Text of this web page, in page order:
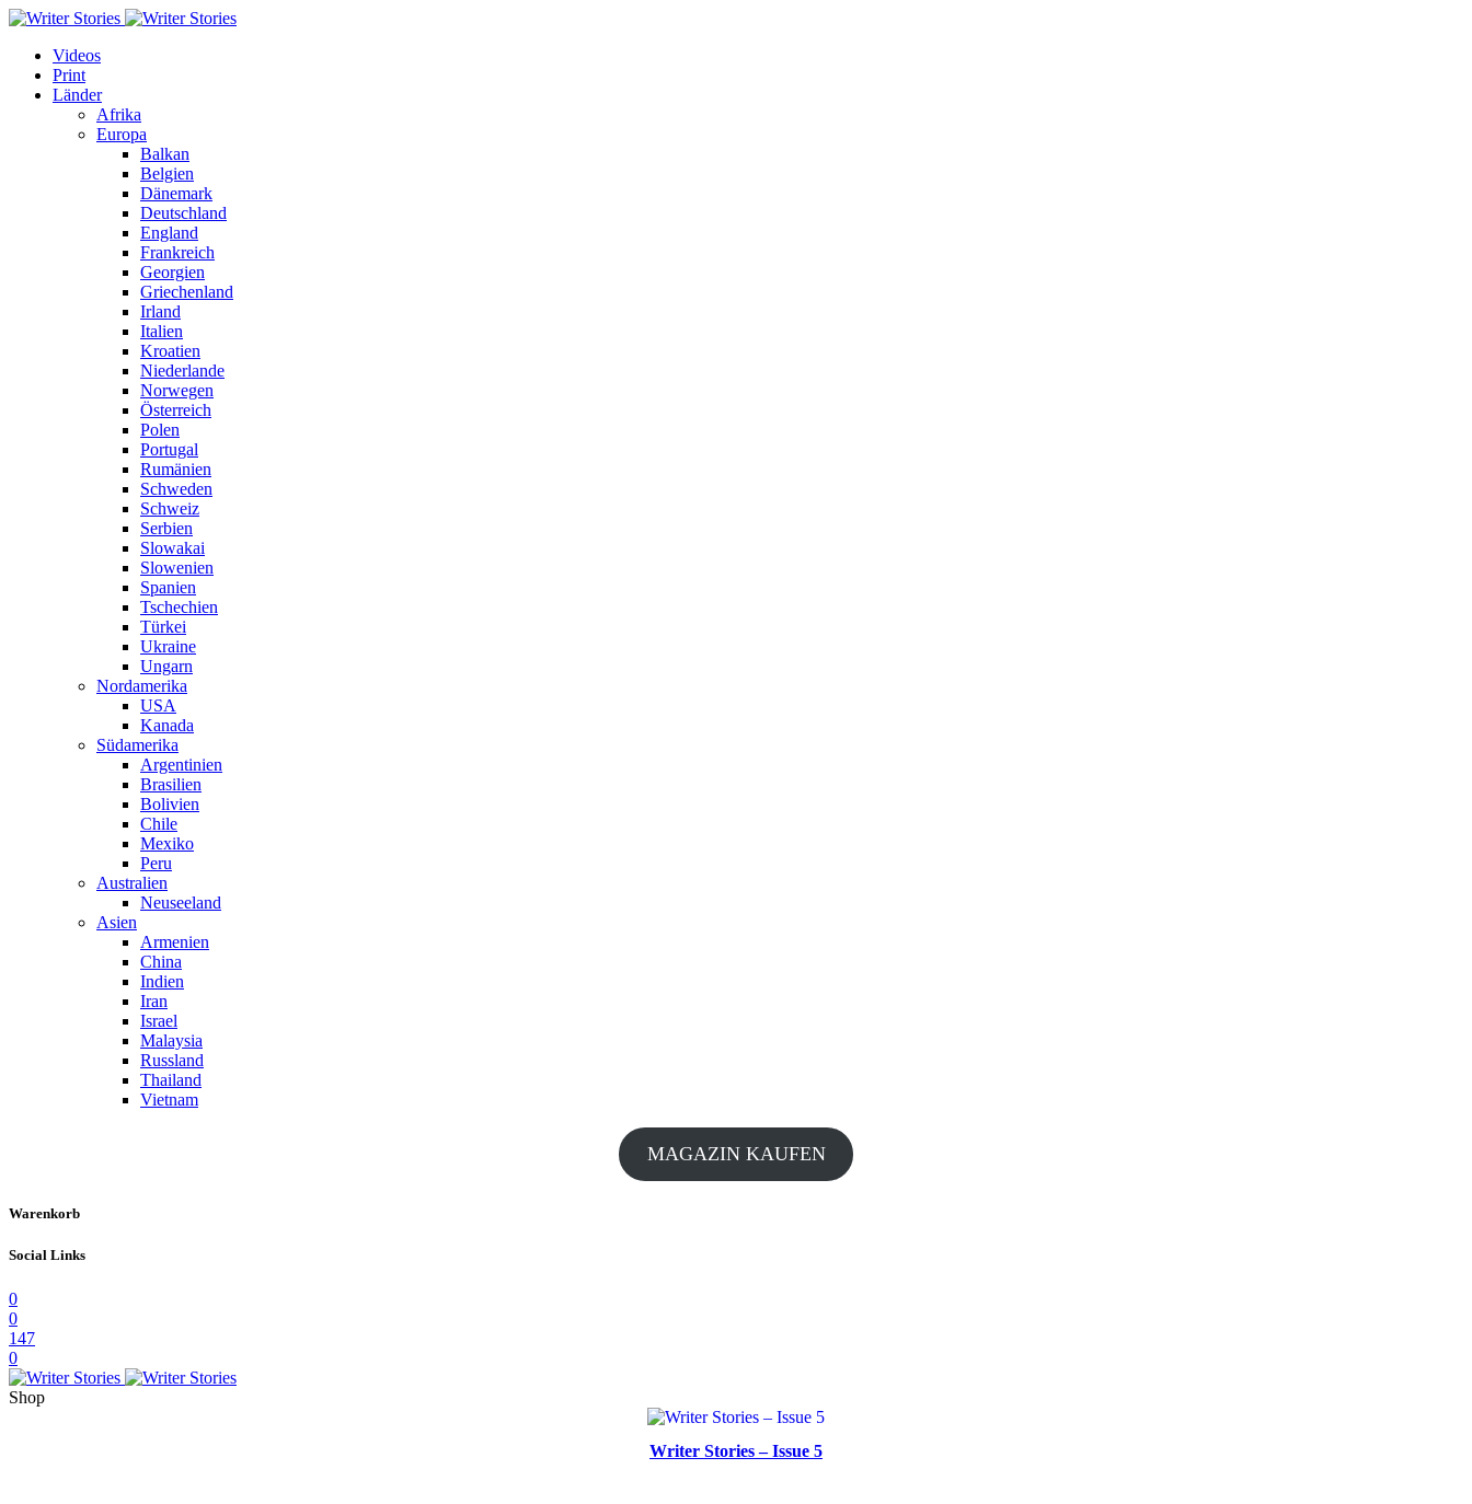
Videos
Print
Länder
Afrika
Europa
Balkan
Belgien
Dänemark
Deutschland
England
Frankreich
Georgien
Griechenland
Irland
Italien
Kroatien
Niederlande
Norwegen
Österreich
Polen
Portugal
Rumänien
Schweden
Schweiz
Serbien
Slowakai
Slowenien
Spanien
Tschechien
Türkei
Ukraine
Ungarn
Nordamerika
USA
Kanada
Südamerika
Argentinien
Brasilien
Bolivien
Chile
Mexiko
Peru
Australien
Neuseeland
Asien
Armenien
China
Indien
Iran
Israel
Malaysia
Russland
Thailand
Vietnam
MAGAZIN KAUFEN
Warenkorb
Social Links
0
0
147
0
Shop
Writer Stories – Issue 5